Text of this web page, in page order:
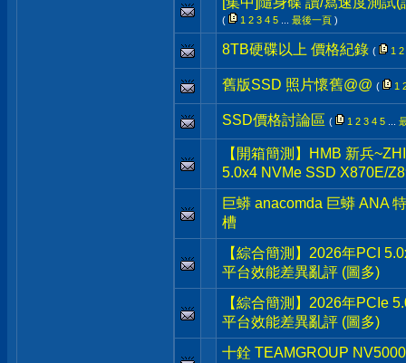
( 1 2 3 4 5 最後一頁 )
8TB硬碟以上 價格紀錄 ( 1 2
舊版SSD 照片懷舊@@ ( 1
SSD價格討論區 ( 1 2 3 4 5
【開箱簡測】HMB 新兵
5.0x4 NVMe SSD X870E/
巨蟒 anacomda 巨蟒 ANA
槽
【綜合簡測】2026年PCI
平台效能差異亂評 (圖多)
【綜合簡測】2026年PCIe
平台效能差異亂評 (圖多)
十銓 TEAMGROUP